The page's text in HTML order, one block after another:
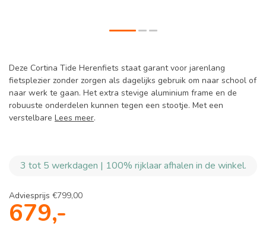
Deze Cortina Tide Herenfiets staat garant voor jarenlang
fietsplezier zonder zorgen als dagelijks gebruik om naar school of
naar werk te gaan. Het extra stevige aluminium frame en de
robuuste onderdelen kunnen tegen een stootje. Met een
verstelbare Lees meer.
3 tot 5 werkdagen | 100% rijklaar afhalen in de winkel.
Adviesprijs €799,00
679,-